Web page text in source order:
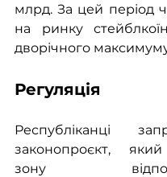
млрд. За цей період
на ринку
дворічного
Регуляція
Республіканці
законопроєкт,
зону